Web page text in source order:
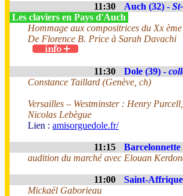
11:30 Auch (32) -
Les claviers en Pays d'Auch
Hommage aux compositrices du Xx
De Florence B. Price à Sarah Davachi
11:30 Dole (39) -
Constance Taillard (Genève, ch)
Versailles – Westminster : Henry
Nicolas Lebègue
Lien : amisorguedole.fr/
11:15 Barcelonnette
audition du marché avec Elouan
11:00 Saint-
Mickaël Gaborieau